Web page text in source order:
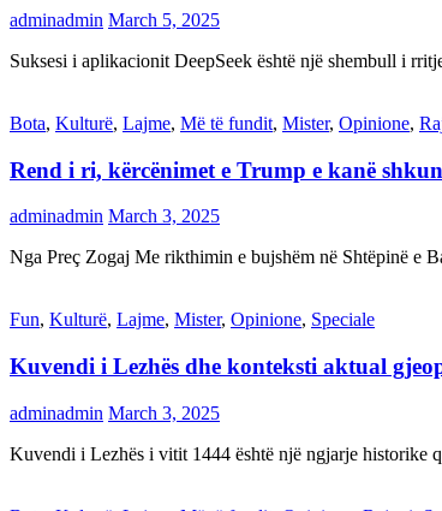
adminadmin March 5, 2025
Suksesi i aplikacionit DeepSeek është një shembull i
Bota, Kulturë, Lajme, Më të fundit, Mister, Opinione,
Rend i ri, kërcënimet e Trump e kanë
adminadmin March 3, 2025
Nga Preç Zogaj Me rikthimin e bujshëm në Shtëpinë e
Fun, Kulturë, Lajme, Mister, Opinione, Speciale
Kuvendi i Lezhës dhe konteksti aktual
adminadmin March 3, 2025
Kuvendi i Lezhës i vitit 1444 është një ngjarje historike